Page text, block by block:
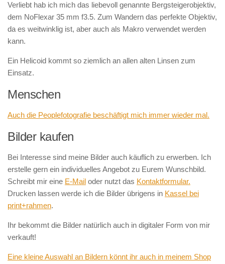
Verliebt hab ich mich das liebevoll genannte Bergsteigerobjektiv,
dem NoFlexar 35 mm f3.5. Zum Wandern das perfekte Objektiv,
da es weitwinklig ist, aber auch als Makro verwendet werden
kann.
Ein Helicoid kommt so ziemlich an allen alten Linsen zum
Einsatz.
Menschen
Auch die Peoplefotografie beschäftigt mich immer wieder mal.
Bilder kaufen
Bei Interesse sind meine Bilder auch käuflich zu erwerben. Ich
erstelle gern ein individuelles Angebot zu Eurem Wunschbild.
Schreibt mir eine E-Mail oder nutzt das Kontaktformular.
Drucken lassen werde ich die Bilder übrigens in Kassel bei
print+rahmen.
Ihr bekommt die Bilder natürlich auch in digitaler Form von mir
verkauft!
Eine kleine Auswahl an Bildern könnt ihr auch in meinem Shop